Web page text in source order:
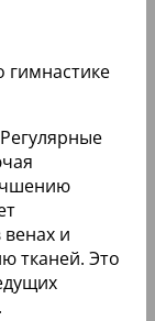
гимнастике
и
тканей. Это